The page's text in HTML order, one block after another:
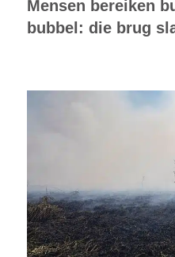
Mensen bereiken
bubbel: die brug